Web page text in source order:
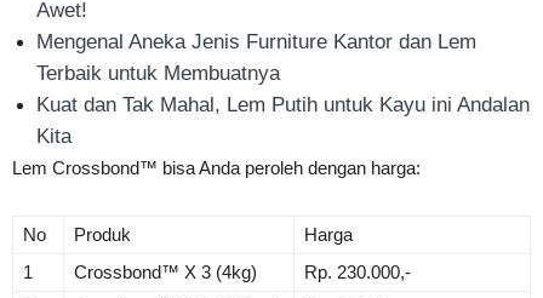
Awet!
Mengenal Aneka Jenis Furniture Kantor dan Lem
Terbaik untuk Membuatnya
Kuat dan Tak Mahal, Lem Putih untuk Kayu ini Andalan
Kita
Lem Crossbond™ bisa Anda peroleh dengan harga:
No Produk
Harga
1
Crossbond™ X 3 (4kg)
Rp. 230.000,-